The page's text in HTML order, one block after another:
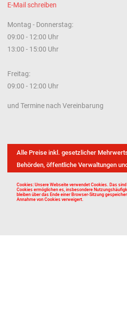
E-Mail schreiben
Montag - Donnerstag:
09:00 - 12:00 Uhr
13:00 - 15:00 Uhr
Freitag:
09:00 - 12:00 Uhr
und Termine nach Vereinbarung
Alle Preise inkl. gesetzlicher
Behörden, öffentliche Verwaltungen
Cookies: Unsere Webseite verwendet Cookies. Das
Cookies ermöglichen es, insbesondere
bleiben über das Ende einer Browser-Sitzung
Annahme von Cookies verweigert.